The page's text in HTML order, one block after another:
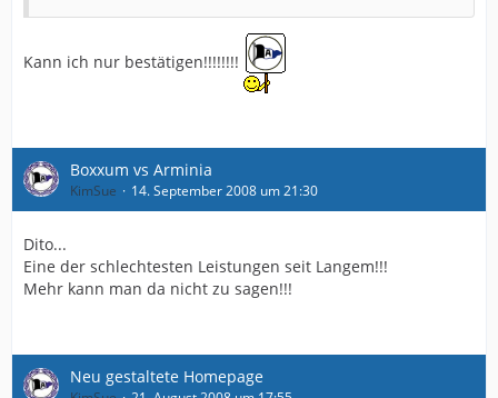
Kann ich nur bestätigen!!!!!!!!
Boxxum vs Arminia
KimSue 14. September 2008 um 21:30
Dito...
Eine der schlechtesten Leistungen seit Langem!!!
Mehr kann man da nicht zu sagen!!!
Neu gestaltete Homepage